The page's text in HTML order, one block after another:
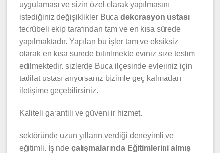
uygulaması ve sizin özel olarak yapılmasını
istediğiniz değişiklikler Buca dekorasyon ustası
tecrübeli ekip tarafından tam ve en kısa sürede
yapılmaktadır. Yapılan bu işler tam ve eksiksiz
olarak en kısa sürede bitirilmekte eviniz size teslim
edilmektedir. sizlerde Buca ilçesinde evleriniz için
tadilat ustası arıyorsanız bizimle geç kalmadan
iletişime geçebilirsiniz.
Kaliteli garantili ve güvenilir hizmet.
sektöründe uzun yılların verdiği deneyimli ve
eğitimli. İşinde çalışmalarında Eğitimlerini almış